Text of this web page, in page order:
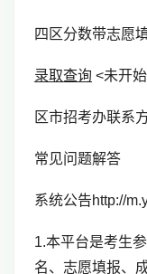
四区分数带志愿
录取查询 <未开
区市招考办联系
常见问题解答
系统公告http://
1.本平台是考生
名、志愿填报、